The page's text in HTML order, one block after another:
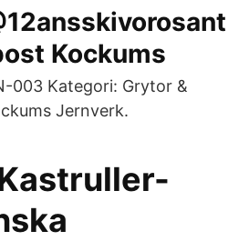
Kockums
003 Kategori: Grytor &
Jernverk.